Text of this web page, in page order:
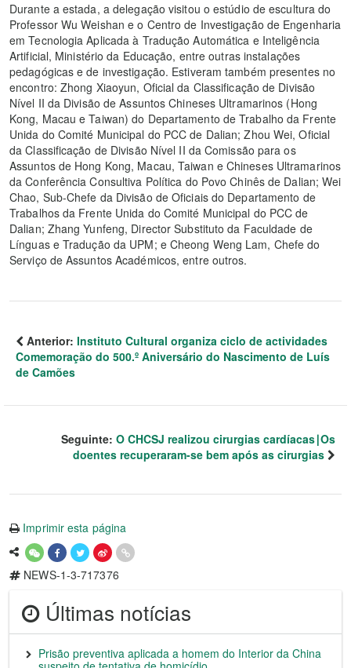
Durante a estada, a delegação visitou o estúdio de escultura do
Professor Wu Weishan e o Centro de Investigação de Engenharia
em Tecnologia Aplicada à Tradução Automática e Inteligência
Artificial, Ministério da Educação, entre outras instalações
pedagógicas e de investigação. Estiveram também presentes no
encontro: Zhong Xiaoyun, Oficial da Classificação de Divisão
Nível II da Divisão de Assuntos Chineses Ultramarinos (Hong
Kong, Macau e Taiwan) do Departamento de Trabalho da Frente
Unida do Comité Municipal do PCC de Dalian; Zhou Wei, Oficial
da Classificação de Divisão Nível II da Comissão para os
Assuntos de Hong Kong, Macau, Taiwan e Chineses Ultramarinos
da Conferência Consultiva Política do Povo Chinês de Dalian; Wei
Chao, Sub-Chefe da Divisão de Oficiais do Departamento de
Trabalhos da Frente Unida do Comité Municipal do PCC de
Dalian; Zhang Yunfeng, Director Substituto da Faculdade de
Línguas e Tradução da UPM; e Cheong Weng Lam, Chefe do
Serviço de Assuntos Académicos, entre outros.
Anterior: Instituto Cultural organiza ciclo de actividades
Comemoração do 500.º Aniversário do Nascimento de Luís
de Camões
Seguinte: O CHCSJ realizou cirurgias cardíacas∣Os
doentes recuperaram-se bem após as cirurgias
Imprimir esta página
NEWS-1-3-717376
Últimas notícias
Prisão preventiva aplicada a homem do Interior da China